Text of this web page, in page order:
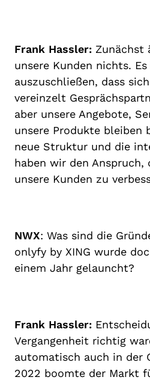
Frank Hassler: Zunächst
unsere Kunden nichts.
auszuschließen, dass
vereinzelt
aber unsere Angebote,
unsere Produkte bleiben
neue Struktur und die
haben wir den
unsere Kunden zu
NWX: Was sind die
onlyfy by XING wurde
einem Jahr gelauncht?
Frank Hassler:
Vergangenheit richtig
automatisch auch in der
2022 boomte der Markt